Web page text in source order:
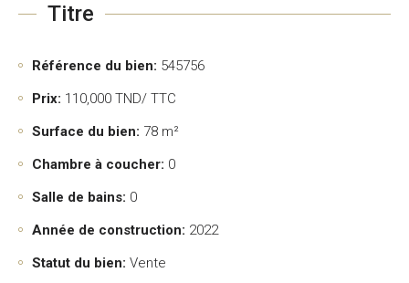
Titre
Référence du bien: 545756
Prix: 110,000 TND/ TTC
Surface du bien: 78 m²
Chambre à coucher: 0
Salle de bains: 0
Année de construction: 2022
Statut du bien: Vente